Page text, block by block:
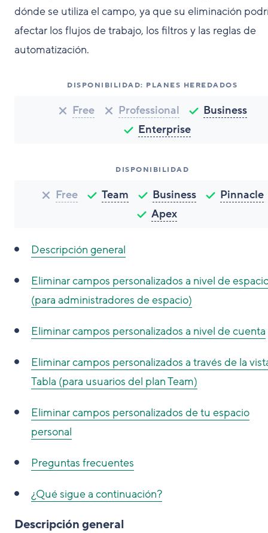
dónde se utiliza el campo, ya que su eliminación
afectar los flujos de trabajo, los filtros y las reglas de
automatización.
DISPONIBILIDAD: PLANES HEREDADOS
Free Professional
Business
Enterprise
DISPONIBILIDAD
Free Team Business
Pinnacle
Apex
Descripción general
Eliminar campos personalizados a nivel de
(para administradores de espacio)
Eliminar campos personalizados a nivel de cuenta
Eliminar campos personalizados a través de la
Tabla (para usuarios del plan Team)
Eliminar campos personalizados de tu espacio
personal
Preguntas frecuentes
¿Qué sigue a continuación?
Descripción general